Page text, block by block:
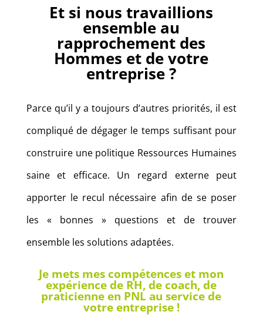
Et si nous travaillions
ensemble au
rapprochement des
Hommes et de votre
entreprise ?
Parce qu’il y a toujours d’autres priorités, il est
compliqué de dégager le temps suffisant pour
construire une politique Ressources Humaines
saine et efficace. Un regard externe peut
apporter le recul nécessaire afin de se poser
les « bonnes » questions et de trouver
ensemble les solutions adaptées.
Je mets mes compétences et mon
expérience de RH, de coach, de
praticienne en PNL au service de
votre entreprise !